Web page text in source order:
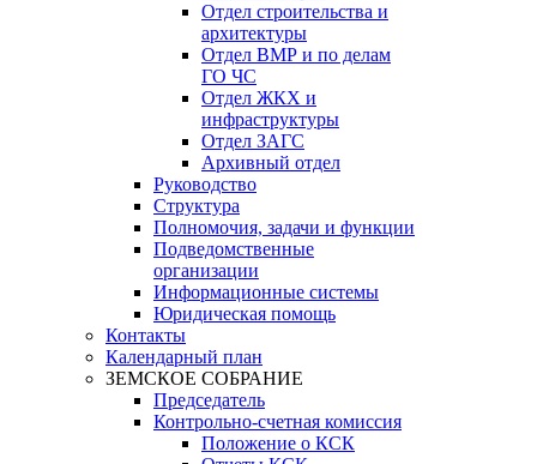
Отдел строительства и
архитектуры
Отдел ВМР и по делам
ГО ЧС
Отдел ЖКХ и
инфраструктуры
Отдел ЗАГС
Архивный отдел
Руководство
Структура
Полномочия, задачи и функции
Подведомственные
организации
Информационные системы
Юридическая помощь
Контакты
Календарный план
ЗЕМСКОЕ СОБРАНИЕ
Председатель
Контрольно-счетная комиссия
Положение о КСК